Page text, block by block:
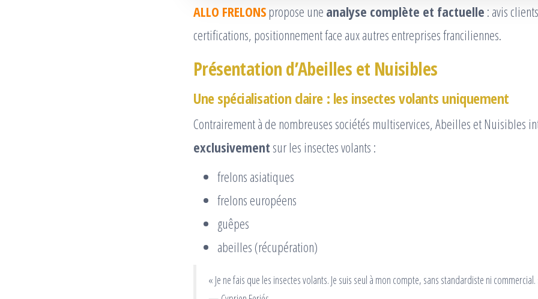
ALLO FRELONS propose une analyse complète et factuelle : avis
certifications, positionnement face aux autres entreprises franciliennes.
Présentation d’Abeilles et Nuisibles
Une spécialisation claire : les insectes volants uniquement
Contrairement à de nombreuses sociétés multiservices, Abeilles et Nuisibles
exclusivement sur les insectes volants :
frelons asiatiques
frelons européens
guêpes
abeilles (récupération)
« Je ne fais que les insectes volants. Je suis seul à mon compte, sans standardiste ni commercial.